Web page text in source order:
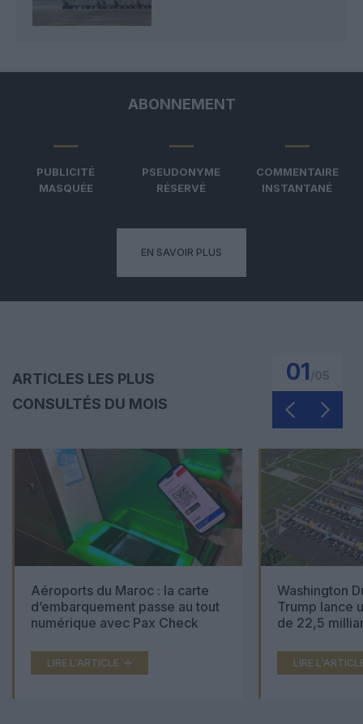
ABONNEMENT
PUBLICITÉ
MASQUÉE
PSEUDONYME
RÉSERVÉ
COMMENTAIRE
INSTANTANÉ
EN SAVOIR PLUS
ARTICLES LES PLUS
CONSULTÉS DU MOIS
01
Aéroports du Maroc : la carte
d’embarquement passe au tout
numérique avec Pax Check
LIRE L'ARTICLE
Washington
Trump lance
de 22,5
LIRE